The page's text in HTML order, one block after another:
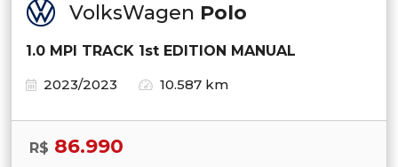
VolksWagen Polo
1.0 MPI TRACK 1st EDITION MANUAL
2023/2023
10.587 km
R$ 86.990